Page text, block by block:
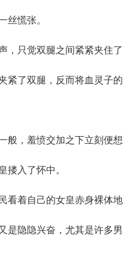
丝慌张。
只觉双腿之间紧紧夹住了
紧了双腿，反而将血灵子的
，羞愤交加之下立刻便想
搂入了怀中。
着自己的女皇赤身裸体地
是隐隐兴奋，尤其是许多男